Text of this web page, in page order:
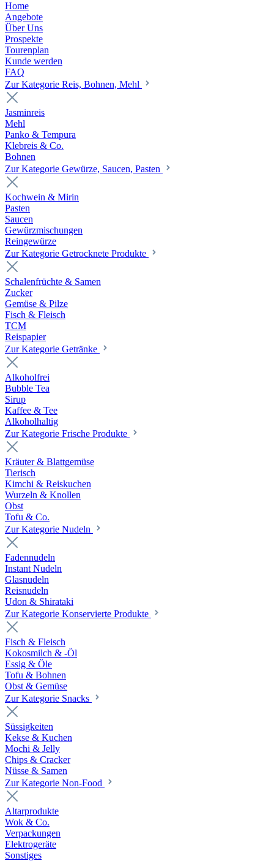
Home
Angebote
Über Uns
Prospekte
Tourenplan
Kunde werden
FAQ
Zur Kategorie Reis, Bohnen, Mehl
Jasminreis
Mehl
Panko & Tempura
Klebreis & Co.
Bohnen
Zur Kategorie Gewürze, Saucen, Pasten
Kochwein & Mirin
Pasten
Saucen
Gewürzmischungen
Reingewürze
Zur Kategorie Getrocknete Produkte
Schalenfrüchte & Samen
Zucker
Gemüse & Pilze
Fisch & Fleisch
TCM
Reispapier
Zur Kategorie Getränke
Alkoholfrei
Bubble Tea
Sirup
Kaffee & Tee
Alkoholhaltig
Zur Kategorie Frische Produkte
Kräuter & Blattgemüse
Tierisch
Kimchi & Reiskuchen
Wurzeln & Knollen
Obst
Tofu & Co.
Zur Kategorie Nudeln
Fadennudeln
Instant Nudeln
Glasnudeln
Reisnudeln
Udon & Shirataki
Zur Kategorie Konservierte Produkte
Fisch & Fleisch
Kokosmilch & -Öl
Essig & Öle
Tofu & Bohnen
Obst & Gemüse
Zur Kategorie Snacks
Süssigkeiten
Kekse & Kuchen
Mochi & Jelly
Chips & Cracker
Nüsse & Samen
Zur Kategorie Non-Food
Altarprodukte
Wok & Co.
Verpackungen
Elektrogeräte
Sonstiges